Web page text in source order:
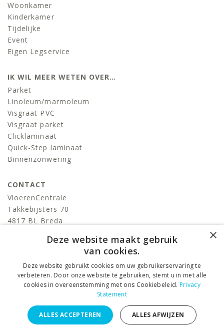
Woonkamer
Kinderkamer
Tijdelijke
Event
Eigen Legservice
IK WIL MEER WETEN OVER…
Parket
Linoleum/marmoleum
Visgraat PVC
Visgraat parket
Clicklaminaat
Quick-Step laminaat
Binnenzonwering
CONTACT
VloerenCentrale
Takkebijsters 70
4817 BL Breda
info@devloerencentrale.nl
volg ons
VloerenCentrale © 2026 ALL RIGHTS RESERVED. –Privacy
Statement –Algemene voorwaarden
×
Deze website maakt gebruik
van cookies.
Deze website gebruikt cookies om uw gebruikerservaring te
verbeteren. Door onze website te gebruiken, stemt u in met alle
cookies in overeenstemming met ons Cookiebeleid. Privacy
Statement
ALLES ACCEPTEREN ALLES AFWIJZEN